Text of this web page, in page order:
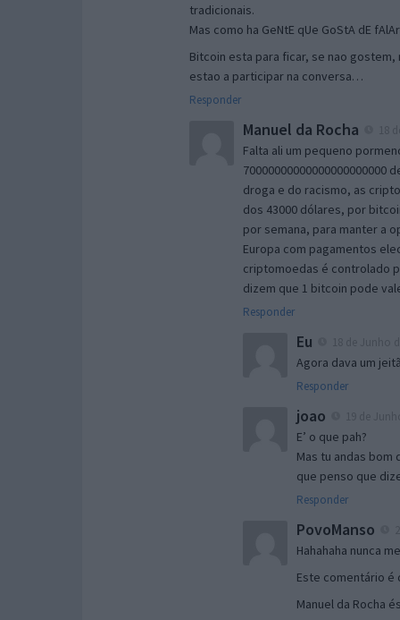
tradicionais.
Mas como ha GeNtE qUe GoStA dE
Bitcoin esta para ficar, se nao
estao a participar na conversa…
Responder
Manuel da Rocha
Falta ali um pequeno
70000000000000000000000
droga e do racismo, as
dos 43000 dólares, por
por semana, para manter a
Europa com pagamentos
criptomoedas é controlado
dizem que 1 bitcoin pode
Responder
Eu
Agora dava um
Responder
joao
E’ o que pah?
Mas tu andas
que penso que
Responder
PovoManso
Hahahaha nunca
Este comentário é
Manuel da Rocha